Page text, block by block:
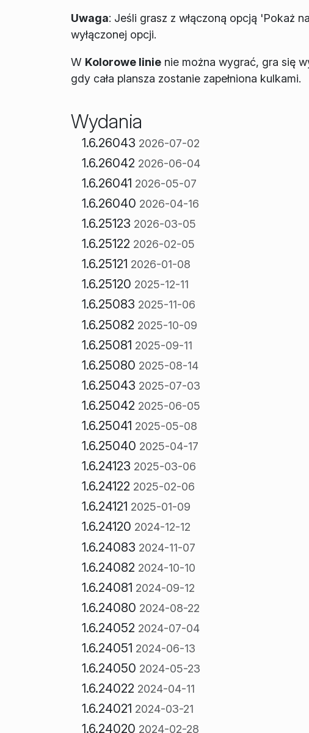
Uwaga: Jeśli grasz z włączoną opcją 'Pokaż
wyłączonej opcji.
W Kolorowe linienie można wygrać, gra się
gdy cała plansza zostanie zapełniona kulkami.
Wydania
1.6.26043 2026-07-02
1.6.26042 2026-06-04
1.6.26041 2026-05-07
1.6.26040 2026-04-16
1.6.25123 2026-03-05
1.6.25122 2026-02-05
1.6.25121 2026-01-08
1.6.25120 2025-12-11
1.6.25083 2025-11-06
1.6.25082 2025-10-09
1.6.25081 2025-09-11
1.6.25080 2025-08-14
1.6.25043 2025-07-03
1.6.25042 2025-06-05
1.6.25041 2025-05-08
1.6.25040 2025-04-17
1.6.24123 2025-03-06
1.6.24122 2025-02-06
1.6.24121 2025-01-09
1.6.24120 2024-12-12
1.6.24083 2024-11-07
1.6.24082 2024-10-10
1.6.24081 2024-09-12
1.6.24080 2024-08-22
1.6.24052 2024-07-04
1.6.24051 2024-06-13
1.6.24050 2024-05-23
1.6.24022 2024-04-11
1.6.24021 2024-03-21
1.6.24020 2024-02-28